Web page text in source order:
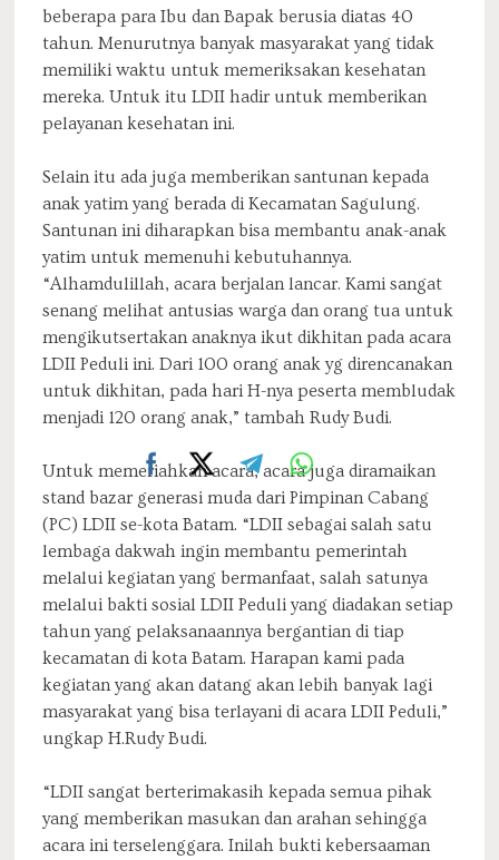
beberapa para Ibu dan Bapak berusia diatas 40
tahun. Menurutnya banyak masyarakat yang tidak
memiliki waktu untuk memeriksakan kesehatan
mereka. Untuk itu LDII hadir untuk memberikan
pelayanan kesehatan ini.
Selain itu ada juga memberikan santunan kepada
anak yatim yang berada di Kecamatan Sagulung.
Santunan ini diharapkan bisa membantu anak-anak
yatim untuk memenuhi kebutuhannya.
“Alhamdulillah, acara berjalan lancar. Kami sangat
senang melihat antusias warga dan orang tua untuk
mengikutsertakan anaknya ikut dikhitan pada acara
LDII Peduli ini. Dari 100 orang anak yg direncanakan
untuk dikhitan, pada hari H-nya peserta membludak
menjadi 120 orang anak,” tambah Rudy Budi.
Untuk memeriahkan acara, acara juga diramaikan
stand bazar generasi muda dari Pimpinan Cabang
(PC) LDII se-kota Batam. “LDII sebagai salah satu
lembaga dakwah ingin membantu pemerintah
melalui kegiatan yang bermanfaat, salah satunya
melalui bakti sosial LDII Peduli yang diadakan setiap
tahun yang pelaksanaannya bergantian di tiap
kecamatan di kota Batam. Harapan kami pada
kegiatan yang akan datang akan lebih banyak lagi
masyarakat yang bisa terlayani di acara LDII Peduli,”
ungkap H.Rudy Budi.
“LDII sangat berterimakasih kepada semua pihak
yang memberikan masukan dan arahan sehingga
acara ini terselenggara. Inilah bukti kebersaaman